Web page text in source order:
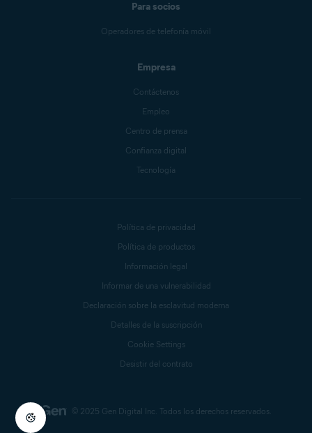
Para socios
Operadores de telefonía móvil
Empresa
Contáctenos
Empleo
Centro de prensa
Confianza digital
Tecnología
© 2025 Gen Digital Inc. Todos los derechos reservados.
Política de privacidad
Política de productos
Información legal
Informar de una vulnerabilidad
Declaración sobre la esclavitud moderna
Detalles de la suscripción
Cookie Settings
Desistir del contrato